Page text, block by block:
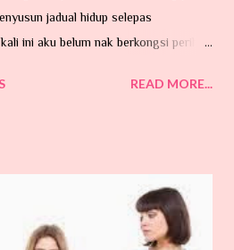
jadual hidup selepas
ini aku belum nak berkongsi perihal
dalam gambar ni. Sumber GOOGLE.
suka hisap darah. Dia ni kecik je...
angin, atau dibawa oleh haiwan-
suka sangat memburu dan bersiar-siar
READ MORE...